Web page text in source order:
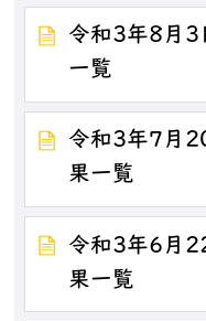
令和3年8月3
一覧
令和3年7月
果一覧
令和3年6月
果一覧